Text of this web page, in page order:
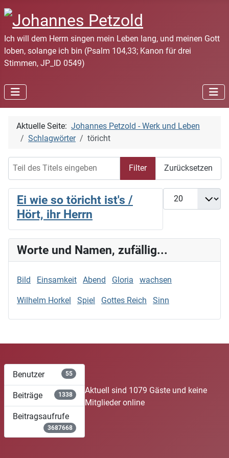
Ich will dem Herrn singen mein Leben lang, und meinen Gott
loben, solange ich bin (Psalm 104,33; Kanon für drei
Stimmen, JP_ID 0549)
Aktuelle Seite: Johannes Petzold - Werk und Leben
Schlagwörter
töricht
Filter Zurücksetzen
Anzeige #
Ei wie so töricht ist's /
Hört, ihr Herrn
Worte und Namen, zufällig...
Bild Einsamkeit Abend Gloria wachsen
Wilhelm Horkel Spiel Gottes Reich Sinn
Benutzer 55
Beiträge 1338
Beitragsaufrufe
3687668
Aktuell sind 1079 Gäste und keine
Mitglieder online